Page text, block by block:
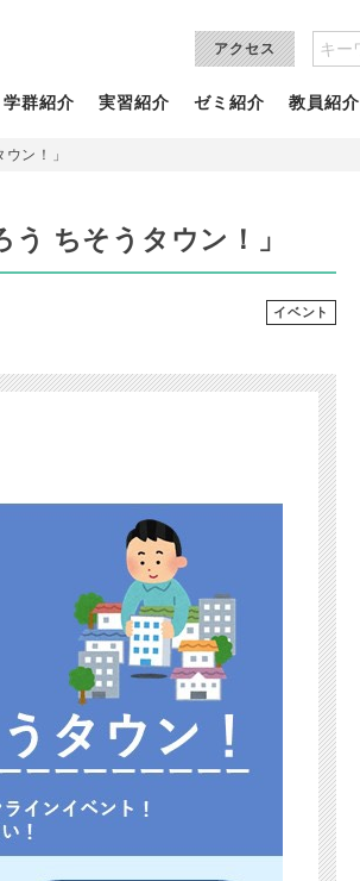
アクセス
学群紹介 実習紹介 ゼミ紹介 教員紹介
ン！」
ちそうタウン！」
イベント